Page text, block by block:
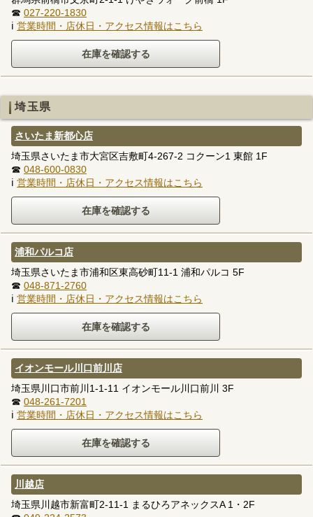
☎ 027-220-1830
ℹ 営業時間・店休日・アクセス情報はこちら
埼玉県
さいたま新都心店
埼玉県さいたま市大宮区吉敷町4-267-2 コクーン1 東館 1F
☎ 048-600-0830
ℹ 営業時間・店休日・アクセス情報はこちら
浦和パルコ店
埼玉県さいたま市浦和区東高砂町11-1 浦和パルコ 5F
☎ 048-871-2760
ℹ 営業時間・店休日・アクセス情報はこちら
イオンモール川口前川店
埼玉県川口市前川1-1-11 イオンモール川口前川 3F
☎ 048-261-7201
ℹ 営業時間・店休日・アクセス情報はこちら
川越店
埼玉県川越市新富町2-11-1 まるひろアネックスA 1・2F